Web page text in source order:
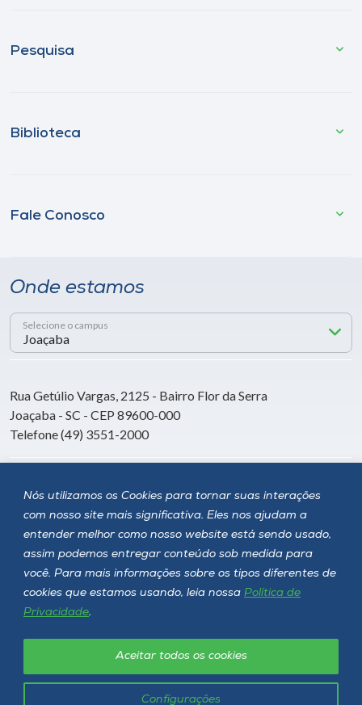
Nós utilizamos os Cookies para tornar suas interações
com nosso site mais significativa. Eles nos ajudam a
entender melhor como nosso website está sendo usado,
assim podemos entregar conteúdo sob medida para
você. Para mais informações sobre os tipos diferentes de
cookies que estamos usando, leia nossa Política de
Privacidade.
Configurações
Aceitar todos os cookies
Pesquisa
Biblioteca
Fale Conosco
Onde estamos
Selecione o campus
Rua Getúlio Vargas, 2125 - Bairro Flor da Serra
Joaçaba - SC - CEP 89600-000
Telefone (49) 3551-2000
Siga a Unoesc
Unoesc © 2026 - Todos os direitos reservados
Política de privacidade LGPD